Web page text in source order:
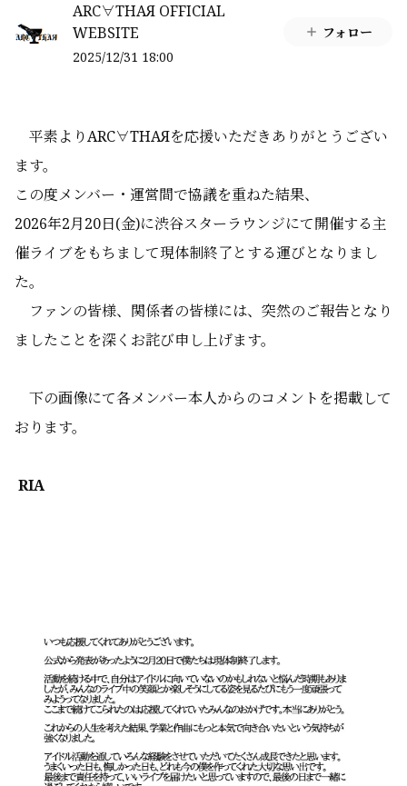
ARC∀THAЯ OFFICIAL
WEBSITE
2025/12/31 18:00
フォロー
平素よりARC∀THAЯを応援いただきありがとうござい
ます。
この度メンバー・運営間で協議を重ねた結果、
2026年2月20日(金)に渋谷スターラウンジにて開催する主
催ライブをもちまして現体制終了とする運びとなりまし
た。
ファンの皆様、関係者の皆様には、突然のご報告となり
ましたことを深くお詫び申し上げます。
下の画像にて各メンバー本人からのコメントを掲載して
おります。
RIA